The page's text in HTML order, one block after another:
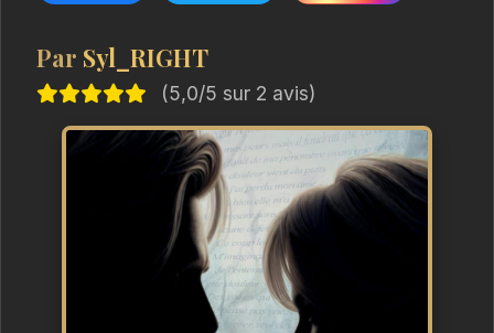
Par Syl_RIGHT
(5,0/5 sur 2 avis)